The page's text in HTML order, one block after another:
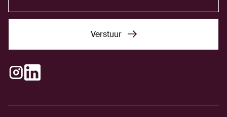
Verstuur
Instagram
LinkedIn